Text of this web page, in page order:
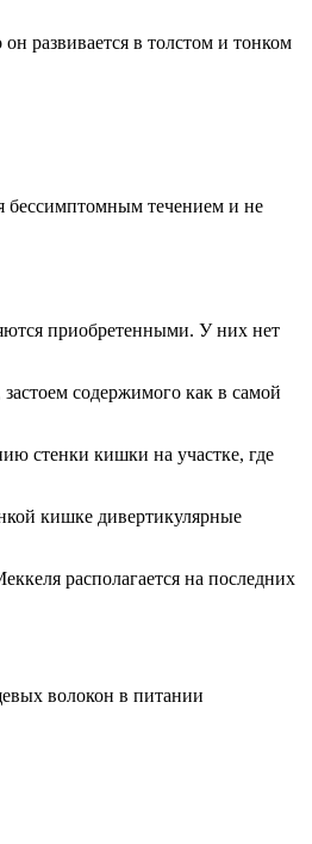
развивается в толстом и тонком
течением и не
приобретенными. У них нет
содержимого как в самой
стенки кишки на участке, где
кишке дивертикулярные
располагается на последних
волокон в питании